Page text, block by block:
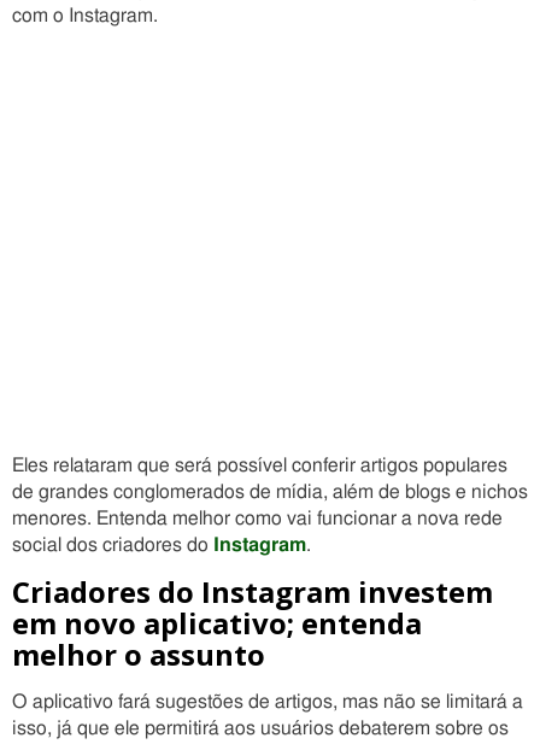
com o Instagram.
Eles relataram que será possível conferir artigos populares
de grandes conglomerados de mídia, além de blogs e nichos
menores. Entenda melhor como vai funcionar a nova rede
social dos criadores do
Instagram.
Criadores do Instagram investem
em novo aplicativo; entenda
melhor o assunto
O aplicativo fará sugestões de artigos, mas não se limitará a
isso, já que ele permitirá aos usuários debaterem sobre os